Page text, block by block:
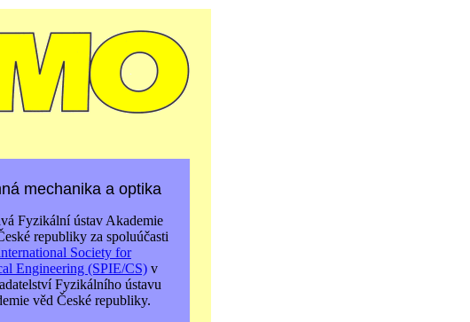
mechanika a optika
Fyzikální ústav Akademie
republiky za spoluúčasti
Society for
Engineering (SPIE/CS) v
Fyzikálního ústavu
věd České republiky.